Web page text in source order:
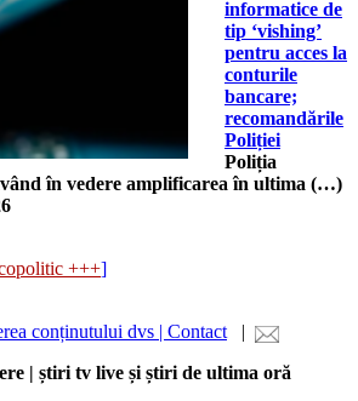
informatice de
tip ‘vishing’
pentru acces la
conturile
bancare;
recomandările
Poliției
Poliția
în vedere amplificarea în ultima (…)
+++]
conținutului dvs | Contact |
| știri tv live și știri de ultima oră